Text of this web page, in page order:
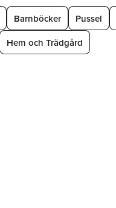
Barnböcker Pussel
Hem och Trädgård